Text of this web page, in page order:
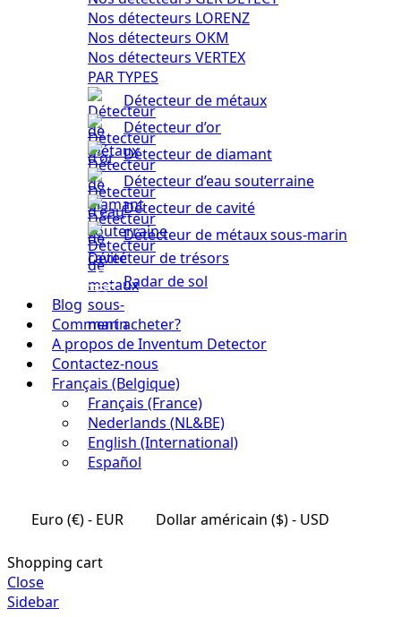
Nos détecteurs LORENZ
Nos détecteurs OKM
Nos détecteurs VERTEX
PAR TYPES
Détecteur de métaux
Détecteur d’or
Détecteur de diamant
Détecteur d’eau souterraine
Détecteur de cavité
Détecteur de métaux sous-marin
Détecteur de trésors
Radar de sol
Blog
Comment acheter?
A propos de Inventum Detector
Contactez-nous
Français (Belgique)
Français (France)
Nederlands (NL&BE)
English (International)
Español
Euro (€) - EUR Dollar américain ($) - USD
Shopping cart
Close
Sidebar